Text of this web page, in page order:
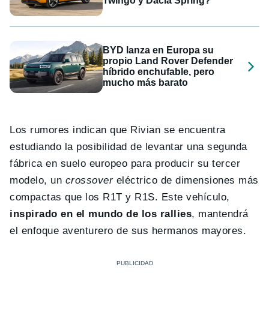
BYD lanza en Europa su
propio Land Rover Defender
híbrido enchufable, pero
mucho más barato
Los rumores indican que Rivian se encuentra
estudiando la posibilidad de levantar una segunda
fábrica en suelo europeo para producir su tercer
modelo, un crossovereléctrico de dimensiones más
compactas que los R1T y R1S. Este vehículo,
inspirado en el mundo de los rallies, mantendrá
el enfoque aventurero de sus hermanos mayores.